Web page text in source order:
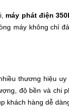
máy phát điện
máy không chỉ
thương hiệu uy
độ bền và chi
hàng dễ